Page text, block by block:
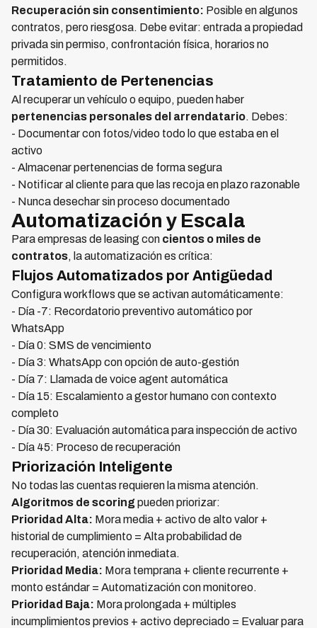
Recuperación sin consentimiento: Posible en algunos
contratos, pero riesgosa. Debe evitar: entrada a propiedad
privada sin permiso, confrontación física, horarios no
permitidos.
Tratamiento de Pertenencias
Al recuperar un vehículo o equipo, pueden haber
pertenencias personales del arrendatario. Debes:
- Documentar con fotos/video todo lo que estaba en el
activo
- Almacenar pertenencias de forma segura
- Notificar al cliente para que las recoja en plazo razonable
- Nunca desechar sin proceso documentado
Automatización y Escala
Para empresas de leasing con cientos o miles de
contratos, la automatización es crítica:
Flujos Automatizados por Antigüedad
Configura workflows que se activan automáticamente:
- Día -7: Recordatorio preventivo automático por
WhatsApp
- Día 0: SMS de vencimiento
- Día 3: WhatsApp con opción de auto-gestión
- Día 7: Llamada de voice agent automática
- Día 15: Escalamiento a gestor humano con contexto
completo
- Día 30: Evaluación automática para inspección de activo
- Día 45: Proceso de recuperación
Priorización Inteligente
No todas las cuentas requieren la misma atención.
Algoritmos de scoringpueden priorizar:
Prioridad Alta: Mora media + activo de alto valor +
historial de cumplimiento = Alta probabilidad de
recuperación, atención inmediata.
Prioridad Media: Mora temprana + cliente recurrente +
monto estándar = Automatización con monitoreo.
Prioridad Baja: Mora prolongada + múltiples
incumplimientos previos + activo depreciado = Evaluar para